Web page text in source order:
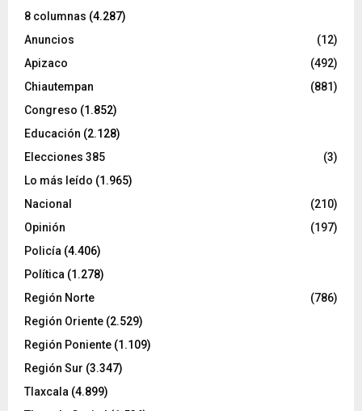
8 columnas (4.287)
Anuncios
(12)
Apizaco
(492)
Chiautempan
(881)
Congreso (1.852)
Educación (2.128)
Elecciones 385
(3)
Lo más leído (1.965)
Nacional
(210)
Opinión
(197)
Policía (4.406)
Política (1.278)
Región Norte
(786)
Región Oriente (2.529)
Región Poniente (1.109)
Región Sur (3.347)
Tlaxcala (4.899)